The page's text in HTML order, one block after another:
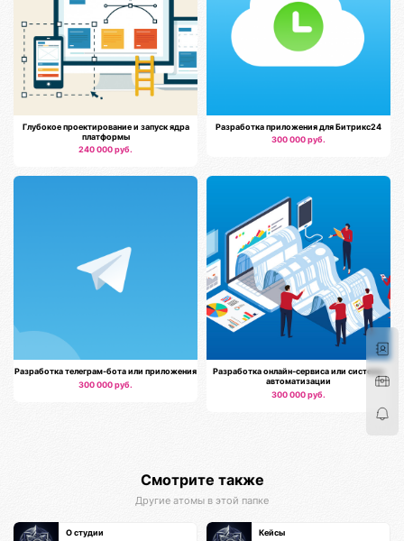
Глубокое проектирование и запуск ядра
платформы
240 000 руб.
Разработка приложения для Битрикс24
300 000 руб.
Разработка телеграм-бота или приложения
300 000 руб.
Разработка онлайн-сервиса или системы
автоматизации
300 000 руб.
Смотрите также
Другие атомы в этой папке
О студии Кейсы